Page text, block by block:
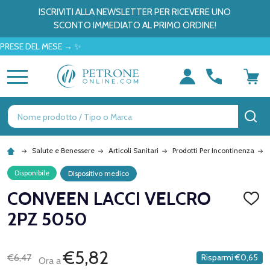
ISCRIVITI ALLA NEWSLETTER PER RICEVERE UNO
SCONTO IMMEDIATO AL PRIMO ORDINE!
DEL MESE → ✨
Ricerca
Salute e Benessere Articoli Sanitari Prodotti Per Incontinenza
Disponibile Dispositivo medico
CONVEEN LACCI VELCRO
2PZ 5050
€6,47
Ora a€5,82 Risparmi €0,65